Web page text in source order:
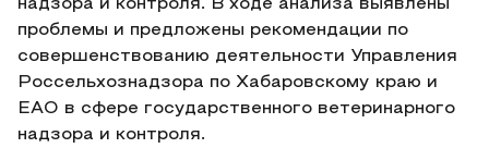
надзора и контроля. В ходе анализа выявлены
проблемы и предложены рекомендации по
совершенствованию деятельности Управления
Россельхознадзора по Хабаровскому краю и
ЕАО в сфере государственного ветеринарного
надзора и контроля.